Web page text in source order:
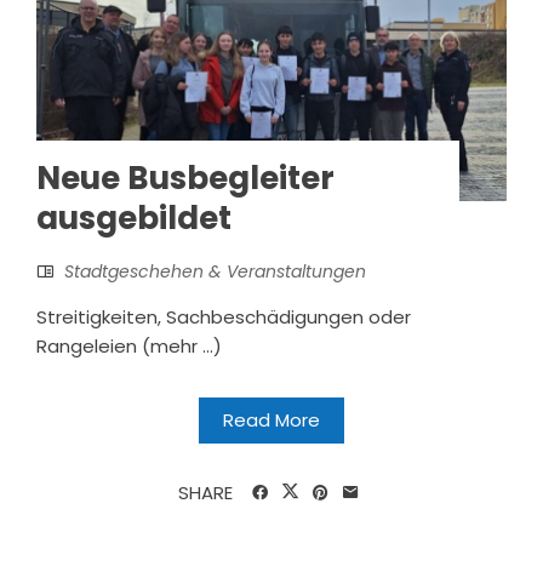
Neue Busbegleiter
ausgebildet
Stadtgeschehen & Veranstaltungen
Streitigkeiten, Sachbeschädigungen oder
Rangeleien (mehr …)
Read More
SHARE